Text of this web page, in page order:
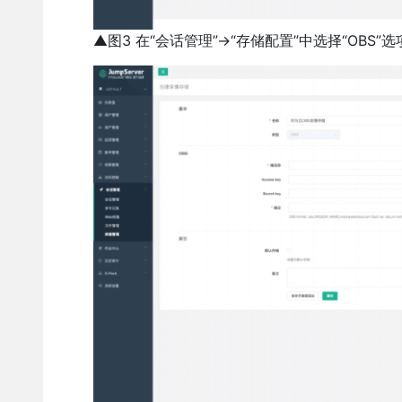
▲图3 在“会话管理”→“存储配置”中选择“OBS”选